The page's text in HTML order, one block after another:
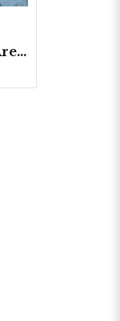
2579- New Arezzo